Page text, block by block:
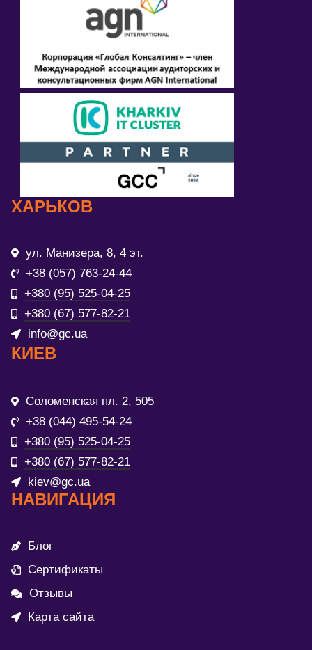
ХАРЬКОВ
ул. Манизера, 8, 4 эт.
+38 (057) 763-24-44
+380 (95) 525-04-25
+380 (67) 577-82-21
info@gc.ua
КИЕВ
Соломенская пл. 2, 505
+38 (044) 495-54-24
+380 (95) 525-04-25
+380 (67) 577-82-21
kiev@gc.ua
НАВИГАЦИЯ
Блог
Сертификаты
Отзывы
Карта сайта